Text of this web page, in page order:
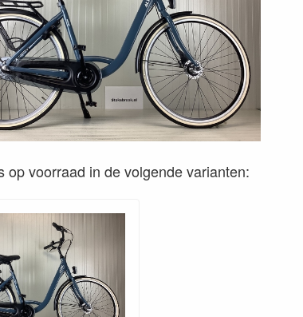
op voorraad in de volgende varianten: